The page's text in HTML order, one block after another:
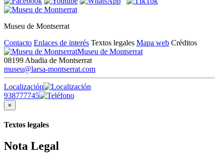
Museu de Montserrat
Contacto Enlaces de interés Textos legales Mapa web Créditos
Museu de Montserrat
08199 Abadia de Montserrat
museu@larsa-montserrat.com
Localización
938777745
×
Textos legales
Nota Legal